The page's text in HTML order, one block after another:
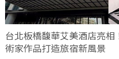
台北板橋馥華艾美酒店亮
術家作品打造旅宿新風景